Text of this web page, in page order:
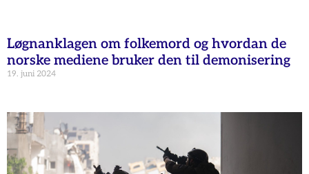
Løgnanklagen om folkemord og hvordan de
norske mediene bruker den til demonisering
19. juni 2024